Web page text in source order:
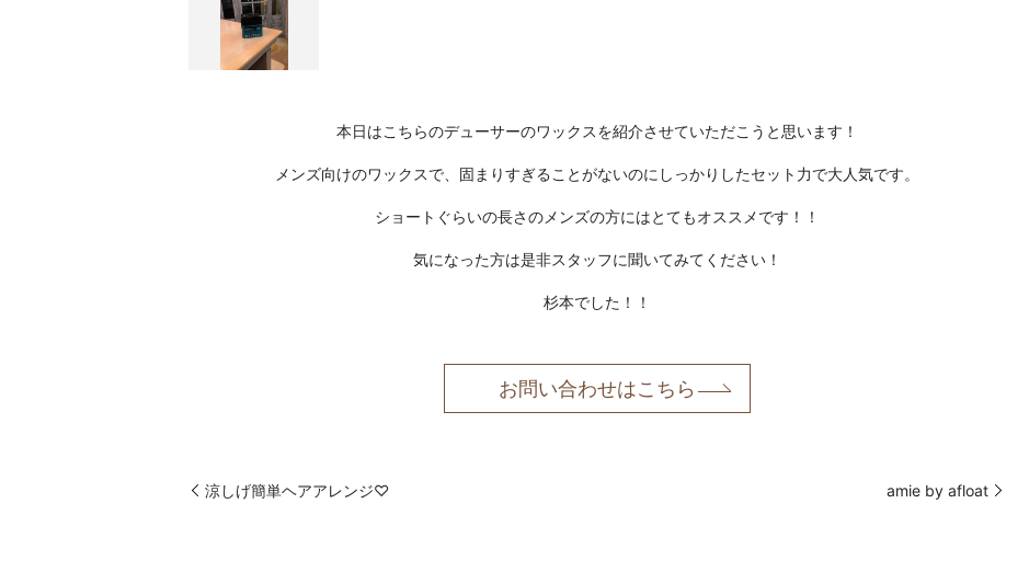
本日はこちらのデューサーのワックスを紹介させていただこうと思います！
メンズ向けのワックスで、固まりすぎることがないのにしっかりしたセット力で大人気です。
ショートぐらいの長さのメンズの方にはとてもオススメです！！
気になった方は是非スタッフに聞いてみてください！
杉本でした！！
お問い合わせはこちら
涼しげ簡単ヘアアレンジ♡ amie by afloat